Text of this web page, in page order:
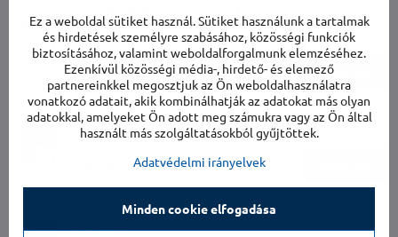
készülékhez
Raktáron
20 900 Ft Kosárba
Woods tetőablak-tömítés AirSwitch-hez
Raktáron
20 900 Ft
Woods ablaktömítés AirSwitch-hez
Raktáron
Ez a weboldal sütiket használ. Sütiket használunk a tartalmak
és hirdetések személyre szabásához, közösségi funkciók
biztosításához, valamint weboldalforgalmunk elemzéséhez.
Ezenkívül közösségi média-, hirdető- és elemező
partnereinkkel megosztjuk az Ön weboldalhasználatra
vonatkozó adatait, akik kombinálhatják az adatokat más olyan
adatokkal, amelyeket Ön adott meg számukra vagy az Ön által
használt más szolgáltatásokból gyűjtöttek.
Adatvédelmi irányelvek
Minden cookie elfogadása